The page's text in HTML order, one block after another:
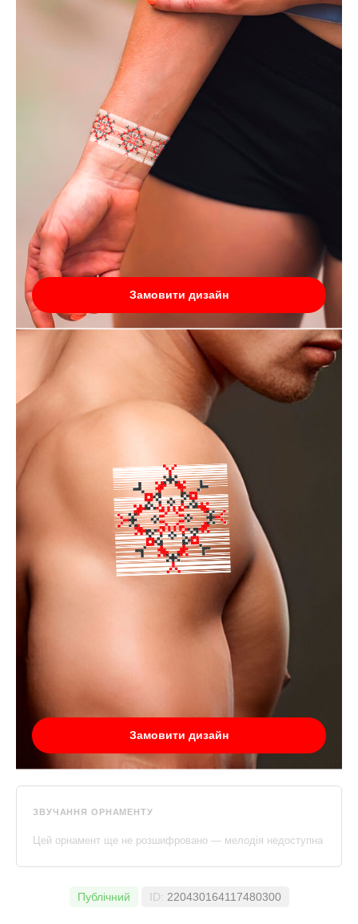
Замовити дизайн
Замовити дизайн
ЗВУЧАННЯ ОРНАМЕНТУ
Цей орнамент ще не розшифровано — мелодія недоступна
Публічний ID: 220430164117480300